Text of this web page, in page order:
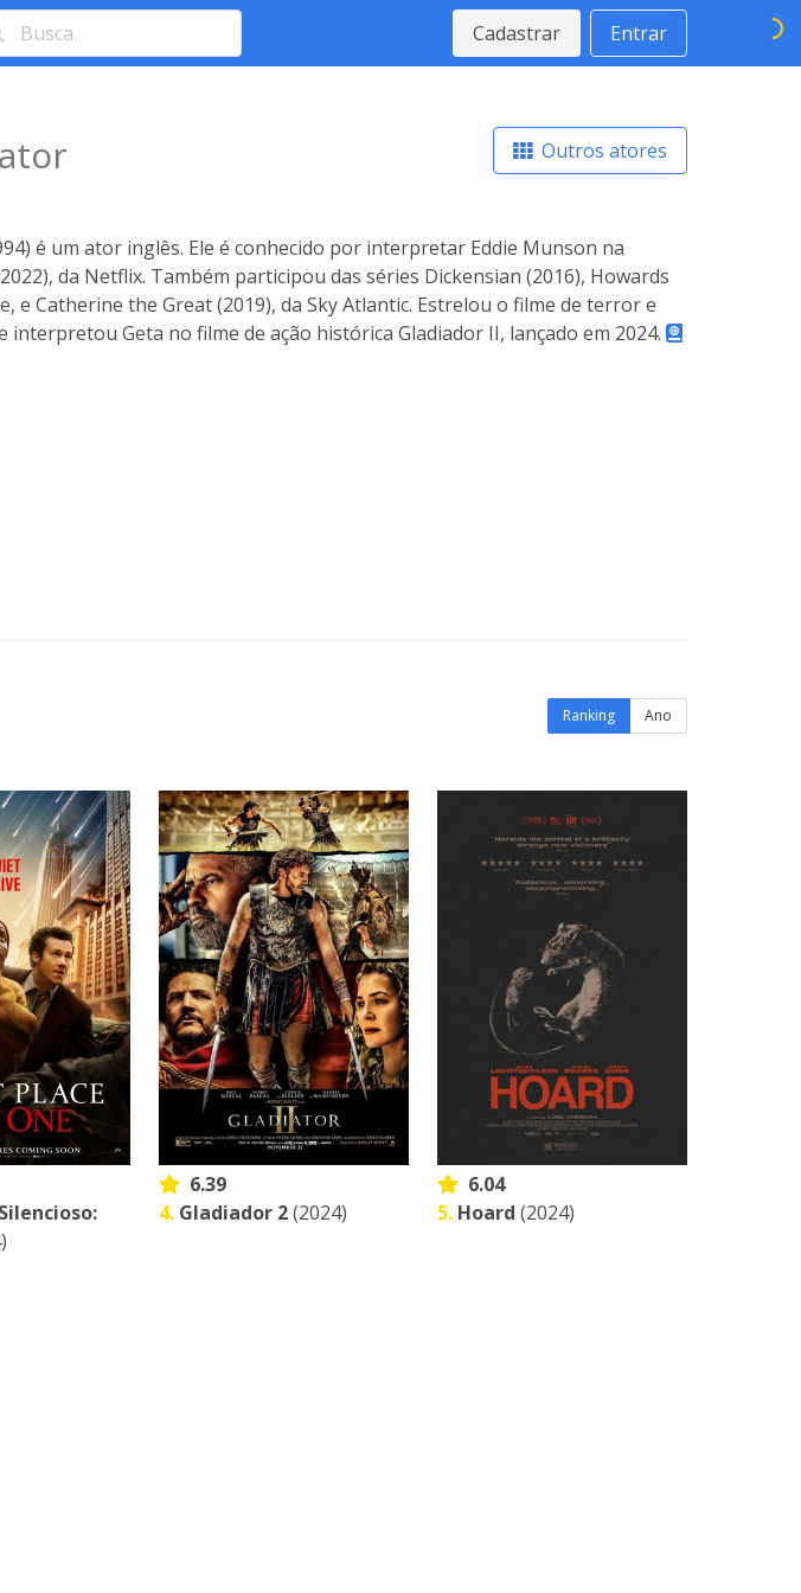
Cadastrar Entrar
Outros atores
é um ator inglês. Ele é conhecido por interpretar Eddie Munson na
da Netflix. Também participou das séries Dickensian (2016), Howards
e Catherine the Great (2019), da Sky Atlantic. Estrelou o filme de terror e
interpretou Geta no filme de ação histórica Gladiador II, lançado em 2024.
Ranking Ano
6.39
4. Gladiador 2(2024)
6.04
5. Hoard (2024)